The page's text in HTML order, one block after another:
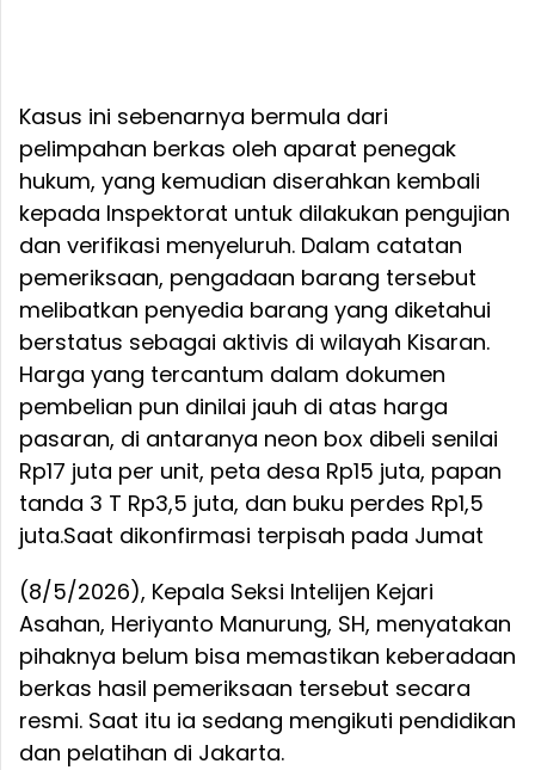
Kasus ini sebenarnya bermula dari
pelimpahan berkas oleh aparat penegak
hukum, yang kemudian diserahkan kembali
kepada Inspektorat untuk dilakukan pengujian
dan verifikasi menyeluruh. Dalam catatan
pemeriksaan, pengadaan barang tersebut
melibatkan penyedia barang yang diketahui
berstatus sebagai aktivis di wilayah Kisaran.
Harga yang tercantum dalam dokumen
pembelian pun dinilai jauh di atas harga
pasaran, di antaranya neon box dibeli senilai
Rp17 juta per unit, peta desa Rp15 juta, papan
tanda 3 T Rp3,5 juta, dan buku perdes Rp1,5
juta.Saat dikonfirmasi terpisah pada Jumat
(8/5/2026), Kepala Seksi Intelijen Kejari
Asahan, Heriyanto Manurung, SH, menyatakan
pihaknya belum bisa memastikan keberadaan
berkas hasil pemeriksaan tersebut secara
resmi. Saat itu ia sedang mengikuti pendidikan
dan pelatihan di Jakarta.